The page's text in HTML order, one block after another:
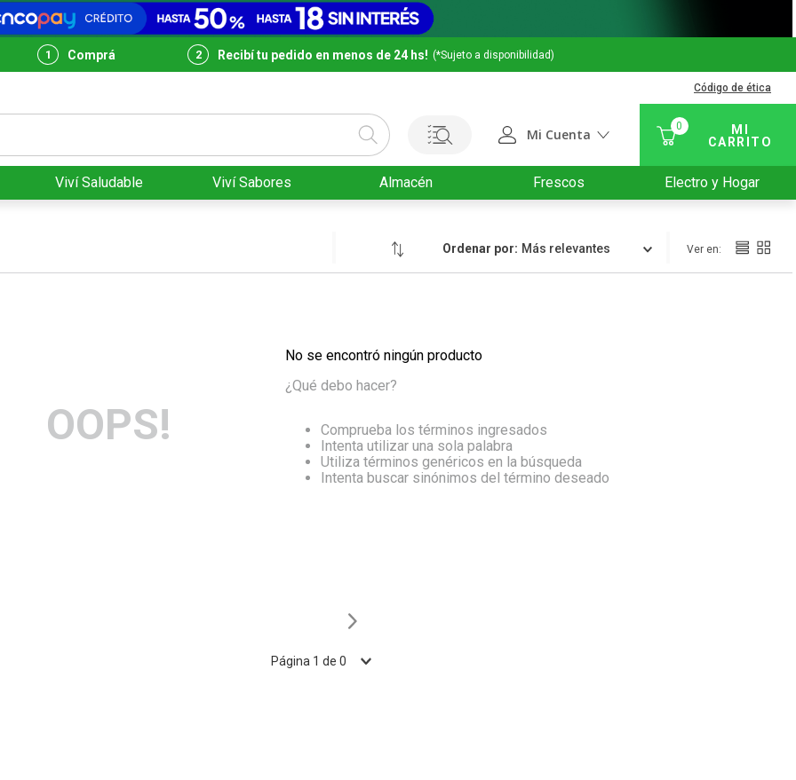
Comprá Recibí tu pedido en menos de 24 hs! (*Sujeto a disponibilidad)
Código de ética
Mi Cuenta
0
Viví Saludable Viví Sabores Almacén Frescos Electro y Hogar
Ordenar por Relevancia
OOPS!
No se encontró ningún producto
¿Qué debo hacer?
Comprueba los términos ingresados
Intenta utilizar una sola palabra
Utiliza términos genéricos en la búsqueda
Intenta buscar sinónimos del término deseado
Página 1 de 0